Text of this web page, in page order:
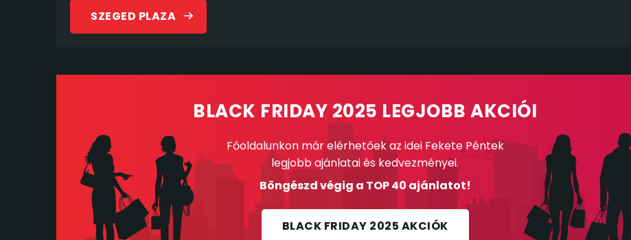
SZEGED PLAZA
BLACK FRIDAY 2025 LEGJOBB AKCIÓI
Főoldalunkon már elérhetőek az idei Fekete Péntek
legjobb ajánlatai és kedvezményei.
Böngészd végig a TOP 40 ajánlatot!
BLACK FRIDAY 2025 AKCIÓK